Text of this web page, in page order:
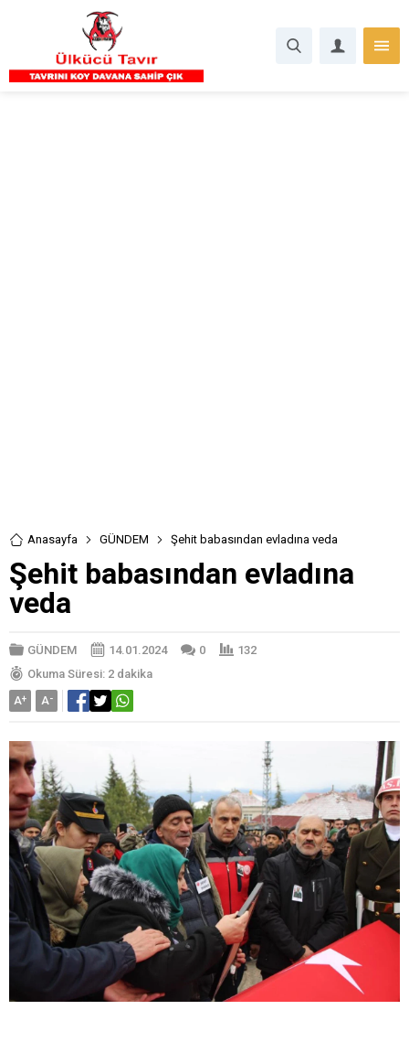
Anasayfa GÜNDEM Şehit babasından evladına veda
Şehit babasından evladına
veda
GÜNDEM 14.01.2024 0
132
Okuma Süresi: 2 dakika
A+ A-